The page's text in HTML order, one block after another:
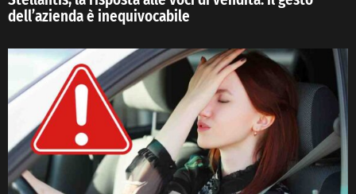
dell’azienda è inequivocabile